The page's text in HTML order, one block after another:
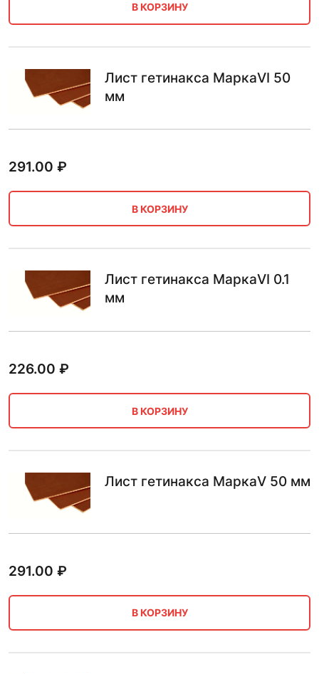
В КОРЗИНУ
Лист гетинакса МаркаVI 50
мм
291.00 ₽
В КОРЗИНУ
Лист гетинакса МаркаVI 0.1
мм
226.00 ₽
В КОРЗИНУ
Лист гетинакса МаркаV 50 мм
291.00 ₽
В КОРЗИНУ